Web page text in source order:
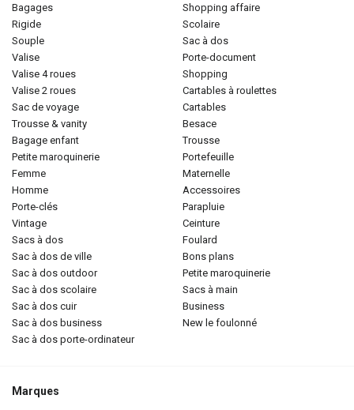
bagages
rigide
souple
valise
valise 4 roues
valise 2 roues
sac de voyage
trousse & vanity
bagage enfant
petite maroquinerie
femme
homme
porte-clés
vintage
sacs à dos
sac à dos de ville
sac à dos outdoor
sac à dos scolaire
sac à dos cuir
sac à dos business
sac à dos porte-ordinateur
shopping affaire
scolaire
sac à dos
porte-document
shopping
cartables à roulettes
cartables
besace
trousse
portefeuille
maternelle
accessoires
parapluie
ceinture
foulard
bons plans
petite maroquinerie
sacs à main
business
new le foulonné
Marques